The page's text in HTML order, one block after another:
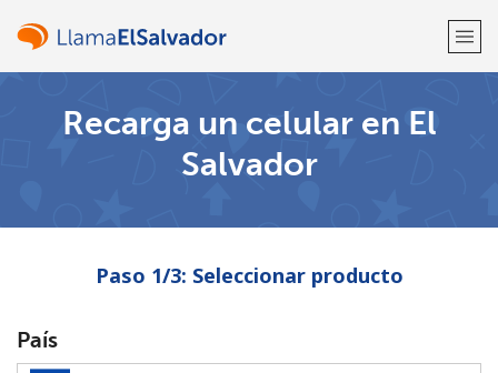
¡Bienvenido!
Recarga un celular en El
Salvador
Paso 1/3: Seleccionar producto
País